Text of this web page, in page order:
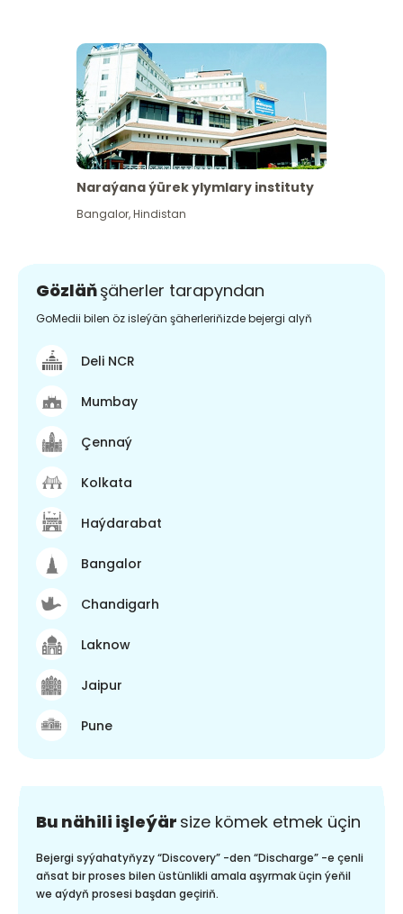
Naraýana ýürek ylymlary instituty
Bangalor,Hindistan
Gözläňşäherler tarapyndan
GoMedii bilen öz isleýän şäherleriňizde bejergi alyň
Deli NCR
Mumbay
Çennaý
Kolkata
Haýdarabat
Bangalor
Chandigarh
Laknow
Jaipur
Pune
Bu nähili işleýär size kömek etmek üçin
Bejergi syýahatyňyzy “Discovery” -den “Discharge” -e çenli
aňsat bir proses bilen üstünlikli amala aşyrmak üçin ýeňil
we aýdyň prosesi başdan geçiriň.